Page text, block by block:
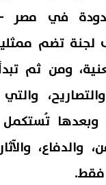
في مصر
لجنة تضم
ومن ثم
تُستكمل
والدفاع،